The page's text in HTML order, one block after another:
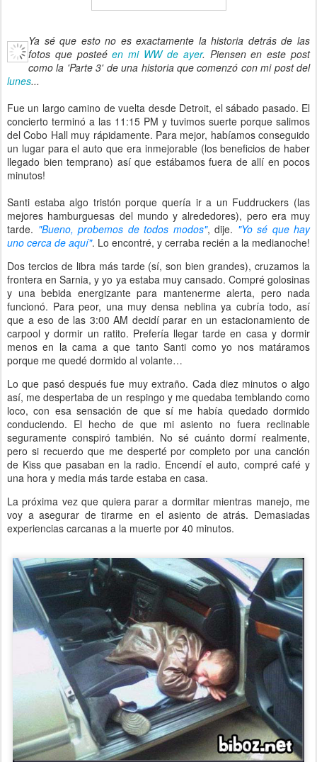
Ya sé que esto no es exactamente la historia detrás de las
fotos que posteéen mi WW de ayer. Piensen en este post
como la 'Parte 3' de una historia que comenzó con mi post del
lunes...
Fue un largo camino de vuelta desde Detroit, el sábado pasado. El
concierto terminó a las 11:15 PM y tuvimos suerte porque salimos
del Cobo Hall muy rápidamente. Para mejor, habíamos conseguido
un lugar para el auto que era inmejorable (los beneficios de haber
llegado bien temprano) así que estábamos fuera de allí en pocos
minutos!
Santi estaba algo tristón porque quería ir a un Fuddruckers (las
mejores hamburguesas del mundo y alrededores), pero era muy
tarde. "Bueno, probemos de todos modos", dije. "Yo sé que hay
uno cerca de aquí". Lo encontré, y cerraba recién a la medianoche!
Dos tercios de libra más tarde (sí, son bien grandes), cruzamos la
frontera en Sarnia, y yo ya estaba muy cansado. Compré golosinas
y una bebida energizante para mantenerme alerta, pero nada
funcionó. Para peor, una muy densa neblina ya cubría todo, así
que a eso de las 3:00 AM decidí parar en un estacionamiento de
carpool y dormir un ratito. Prefería llegar tarde en casa y dormir
menos en la cama a que tanto Santi como yo nos matáramos
porque me quedé dormido al volante…
Lo que pasó después fue muy extraño. Cada diez minutos o algo
así, me despertaba de un respingo y me quedaba temblando como
loco, con esa sensación de que sí me había quedado dormido
conduciendo. El hecho de que mi asiento no fuera reclinable
seguramente conspiró también. No sé cuánto dormí realmente,
pero si recuerdo que me desperté por completo por una canción
de Kiss que pasaban en la radio. Encendí el auto, compré café y
una hora y media más tarde estaba en casa.
La próxima vez que quiera parar a dormitar mientras manejo, me
voy a asegurar de tirarme en el asiento de atrás. Demasiadas
experiencias carcanas a la muerte por 40 minutos.